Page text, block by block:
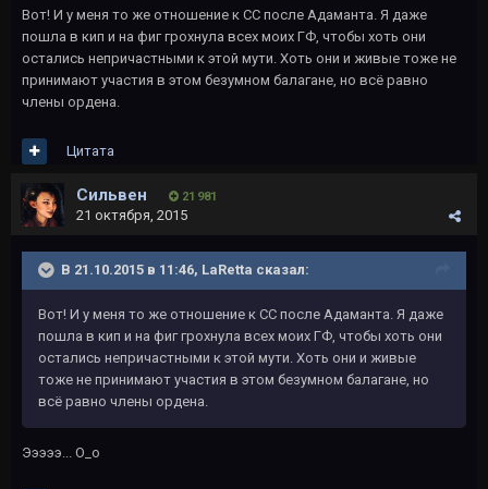
Вот! И у меня то же отношение к СС после Адаманта. Я даже
пошла в кип и на фиг грохнула всех моих ГФ, чтобы хоть они
остались непричастными к этой мути. Хоть они и живые тоже не
принимают участия в этом безумном балагане, но всё равно
члены ордена.
Цитата
Сильвен 21 981
21 октября, 2015
В 21.10.2015 в 11:46, LaRetta сказал:
Вот! И у меня то же отношение к СС после Адаманта. Я даже
пошла в кип и на фиг грохнула всех моих ГФ, чтобы хоть они
остались непричастными к этой мути. Хоть они и живые
тоже не принимают участия в этом безумном балагане, но
всё равно члены ордена.
Эээээ... О_о